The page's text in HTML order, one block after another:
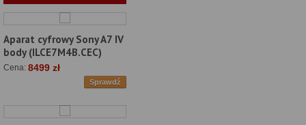
Aparat cyfrowy Sony A7 IV
body (ILCE7M4B.CEC)
Cena: 8499 zł
Sprawdź